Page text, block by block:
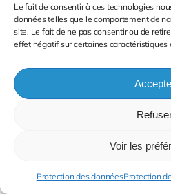
Le fait de consentir à ces technologies
données telles que le comportement de
site. Le fait de ne pas consentir ou de
effet négatif sur certaines caractéristiques
Voir les
Protection des donnéesProtection
À quelle
propreté des
communes ?
prestations